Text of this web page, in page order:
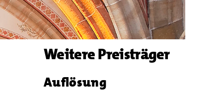
Weitere Preisträger
Auflösung